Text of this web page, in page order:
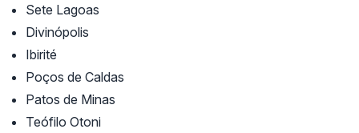
Sete Lagoas
Divinópolis
Ibirité
Poços de Caldas
Patos de Minas
Teófilo Otoni